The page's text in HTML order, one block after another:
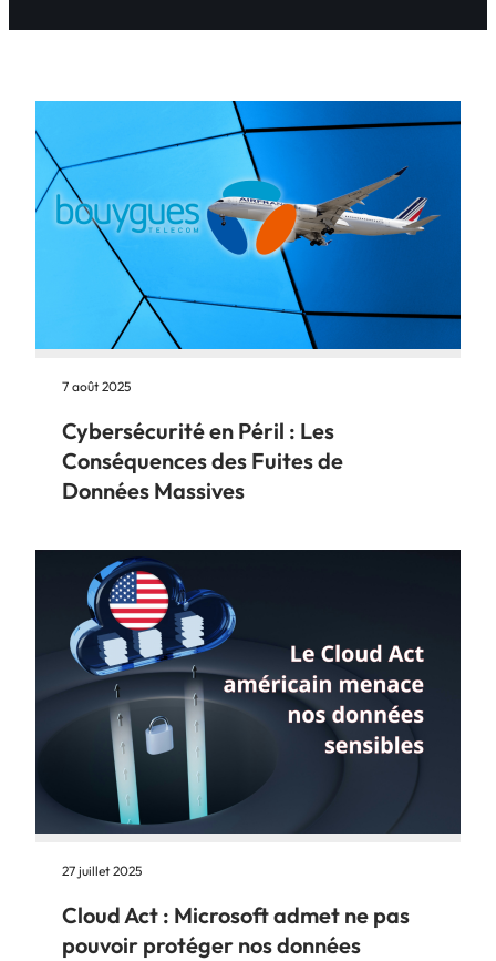
7 août 2025
Cybersécurité en Péril : Les
Conséquences des Fuites de
Données Massives
27 juillet 2025
Cloud Act : Microsoft admet ne pas
pouvoir protéger nos données